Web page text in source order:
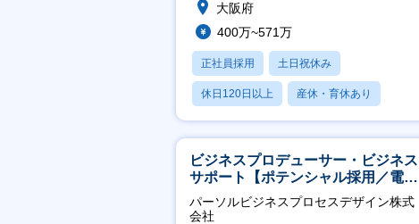
大阪府
400万~571万
正社員採用 土日祝休み
休日120日以上 産休・育休あり
賞与あり
ビジネスプロデューサー・ビジネス
サポート【ポテンシャル採用／電
力・ガス等の民間向けプロジェクト
推進】
パーソルビジネスプロセスデザイン株式
会社